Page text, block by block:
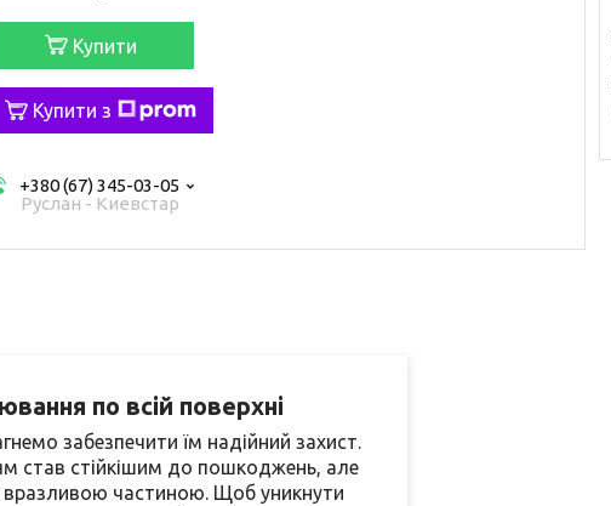
Купити
Купити з
+380 (67) 345-03-05
Руслан - Киевстар
по всій поверхні
забезпечити їм надійний захист.
став стійкішим до пошкоджень, але
частиною. Щоб уникнути